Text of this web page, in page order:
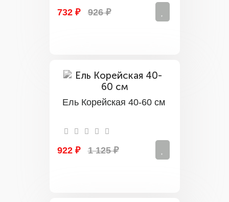
732 ₽ 926 ₽
Ель Корейская 40-60 см
922 ₽ 1 125 ₽